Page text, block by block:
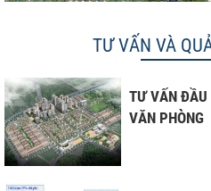
TƯ VẤN VÀ
TƯ VẤN ĐẦU
VĂN PHÒNG